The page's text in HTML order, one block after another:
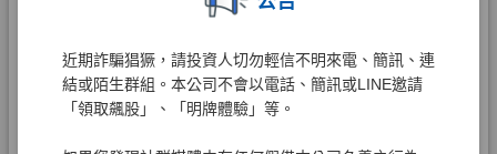
近期詐騙猖獗，請投資人切勿輕信不明來電、簡訊、連
結或陌生群組。本公司不會以電話、簡訊或LINE邀請
「領取飆股」、「明牌體驗」等。